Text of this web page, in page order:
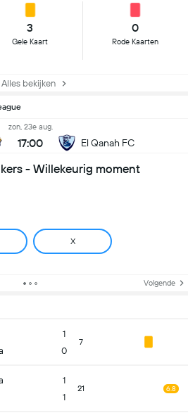
3
Gele Kaart
0
Rode Kaarten
bekijken
zon, 23e aug.
17:00 El Qanah FC
- Willekeurig moment
X
Volgende
1
0
7
1
1
21 6.8